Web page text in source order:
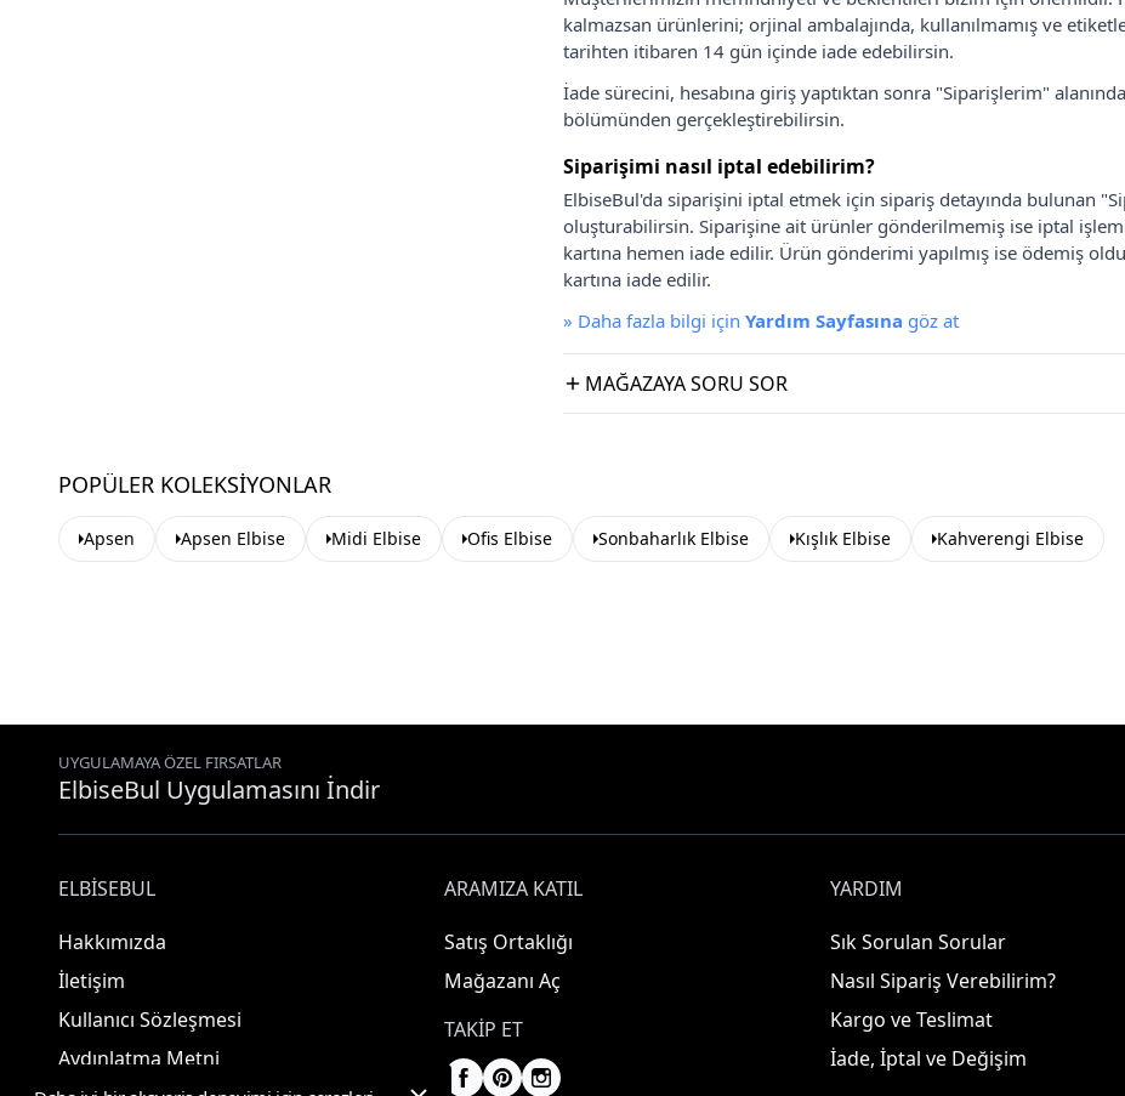
kalmazsan ürünlerini; orjinal ambalajında, kullanılmamış ve
tarihten itibaren 14 gün içinde iade edebilirsin.
İade sürecini, hesabına giriş yaptıktan sonra "Siparişlerim"
bölümünden gerçekleştirebilirsin.
Siparişimi nasıl iptal edebilirim?
ElbiseBul'da siparişini iptal etmek için sipariş detayında bulunan
oluşturabilirsin. Siparişine ait ürünler gönderilmemiş ise iptal
kartına hemen iade edilir. Ürün gönderimi yapılmış ise ödemiş
kartına iade edilir.
» Daha fazla bilgi için Yardım Sayfasına göz at
MAĞAZAYA SORU SOR
POPÜLER KOLEKSIYONLAR
Apsen Apsen Elbise Midi Elbise Ofis Elbise Sonbaharlık Elbise Kışlık Elbise Kahverengi Elbise
UYGULAMAYA ÖZEL FIRSATLAR
ElbiseBul Uygulamasını İndir
ELBISEBUL
Hakkımızda
İletişim
Kullanıcı Sözleşmesi
Aydınlatma Metni
ARAMIZA KATIL
Satış Ortaklığı
Mağazanı Aç
TAKIP ET
YARDIM
Sık Sorulan Sorular
Nasıl Sipariş Verebilirim?
Kargo ve Teslimat
İade, İptal ve Değişim